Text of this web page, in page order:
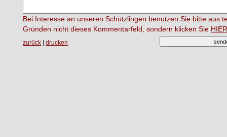
Bei Interesse an unseren Schützlingen benutzen Sie bitte aus
Gründen nicht dieses Kommentarfeld, sondern klicken Sie HIER
zurück drucken